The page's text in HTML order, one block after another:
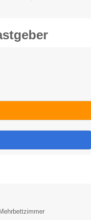
Mehrbettzimmer